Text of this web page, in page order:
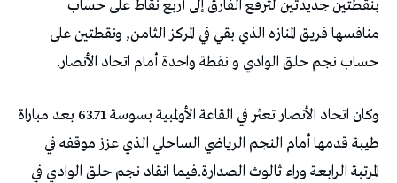
بنقطتين جديدتين لترفع الفارق إلى أربع نقاط على حساب
منافسها فريق المنازه الذي بقي في المركز الثامن, ونقطتين على
حساب نجم حلق الوادي و نقطة واحدة أمام اتحاد الأنصار.
وكان اتحاد الأنصار تعثر في القاعة الأولمبية بسوسة 71ـ63 بعد مباراة
طيبة قدمها أمام النجم الرياضي الساحلي الذي عزز موقفه في
المرتبة الرابعة وراء ثالوث الصدارة.فيما انقاد نجم حلق الوادي في